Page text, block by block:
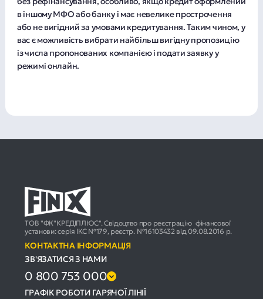
в іншому МФО або банку і має невелике прострочення
або не вигідний за умовами кредитування. Таким чином, у
вас є можливість вибрати найбільш вигідну пропозицію
із числа пропонованих компанією і подати заявку у
режимі онлайн.
ТОВ "ФК"КРЕДІПЛЮС". Свідоцтво про реєстрацію фінансової
установи: серія ІКС №179, реєстр. №16103432 від 09.08.2016 р.
КОНТАКТНА ІНФОРМАЦІЯ
ЗВ'ЯЗАТИСЯ З НАМИ
0 800 753 000
ГРАФІК РОБОТИ ГАРЯЧОЇ ЛІНІЇ